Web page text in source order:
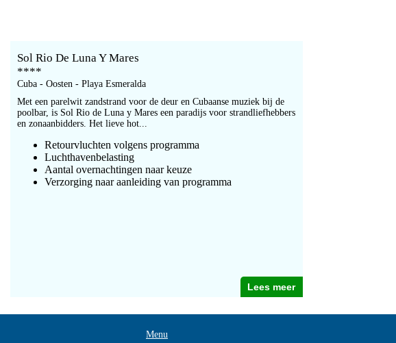
Sol Rio De Luna Y Mares
****
Cuba - Oosten - Playa Esmeralda
Met een parelwit zandstrand voor de deur en Cubaanse muziek bij de
poolbar, is Sol Rio de Luna y Mares een paradijs voor strandliefhebbers
en zonaanbidders. Het lieve hot...
Retourvluchten volgens programma
Luchthavenbelasting
Aantal overnachtingen naar keuze
Verzorging naar aanleiding van programma
Lees meer
Menu